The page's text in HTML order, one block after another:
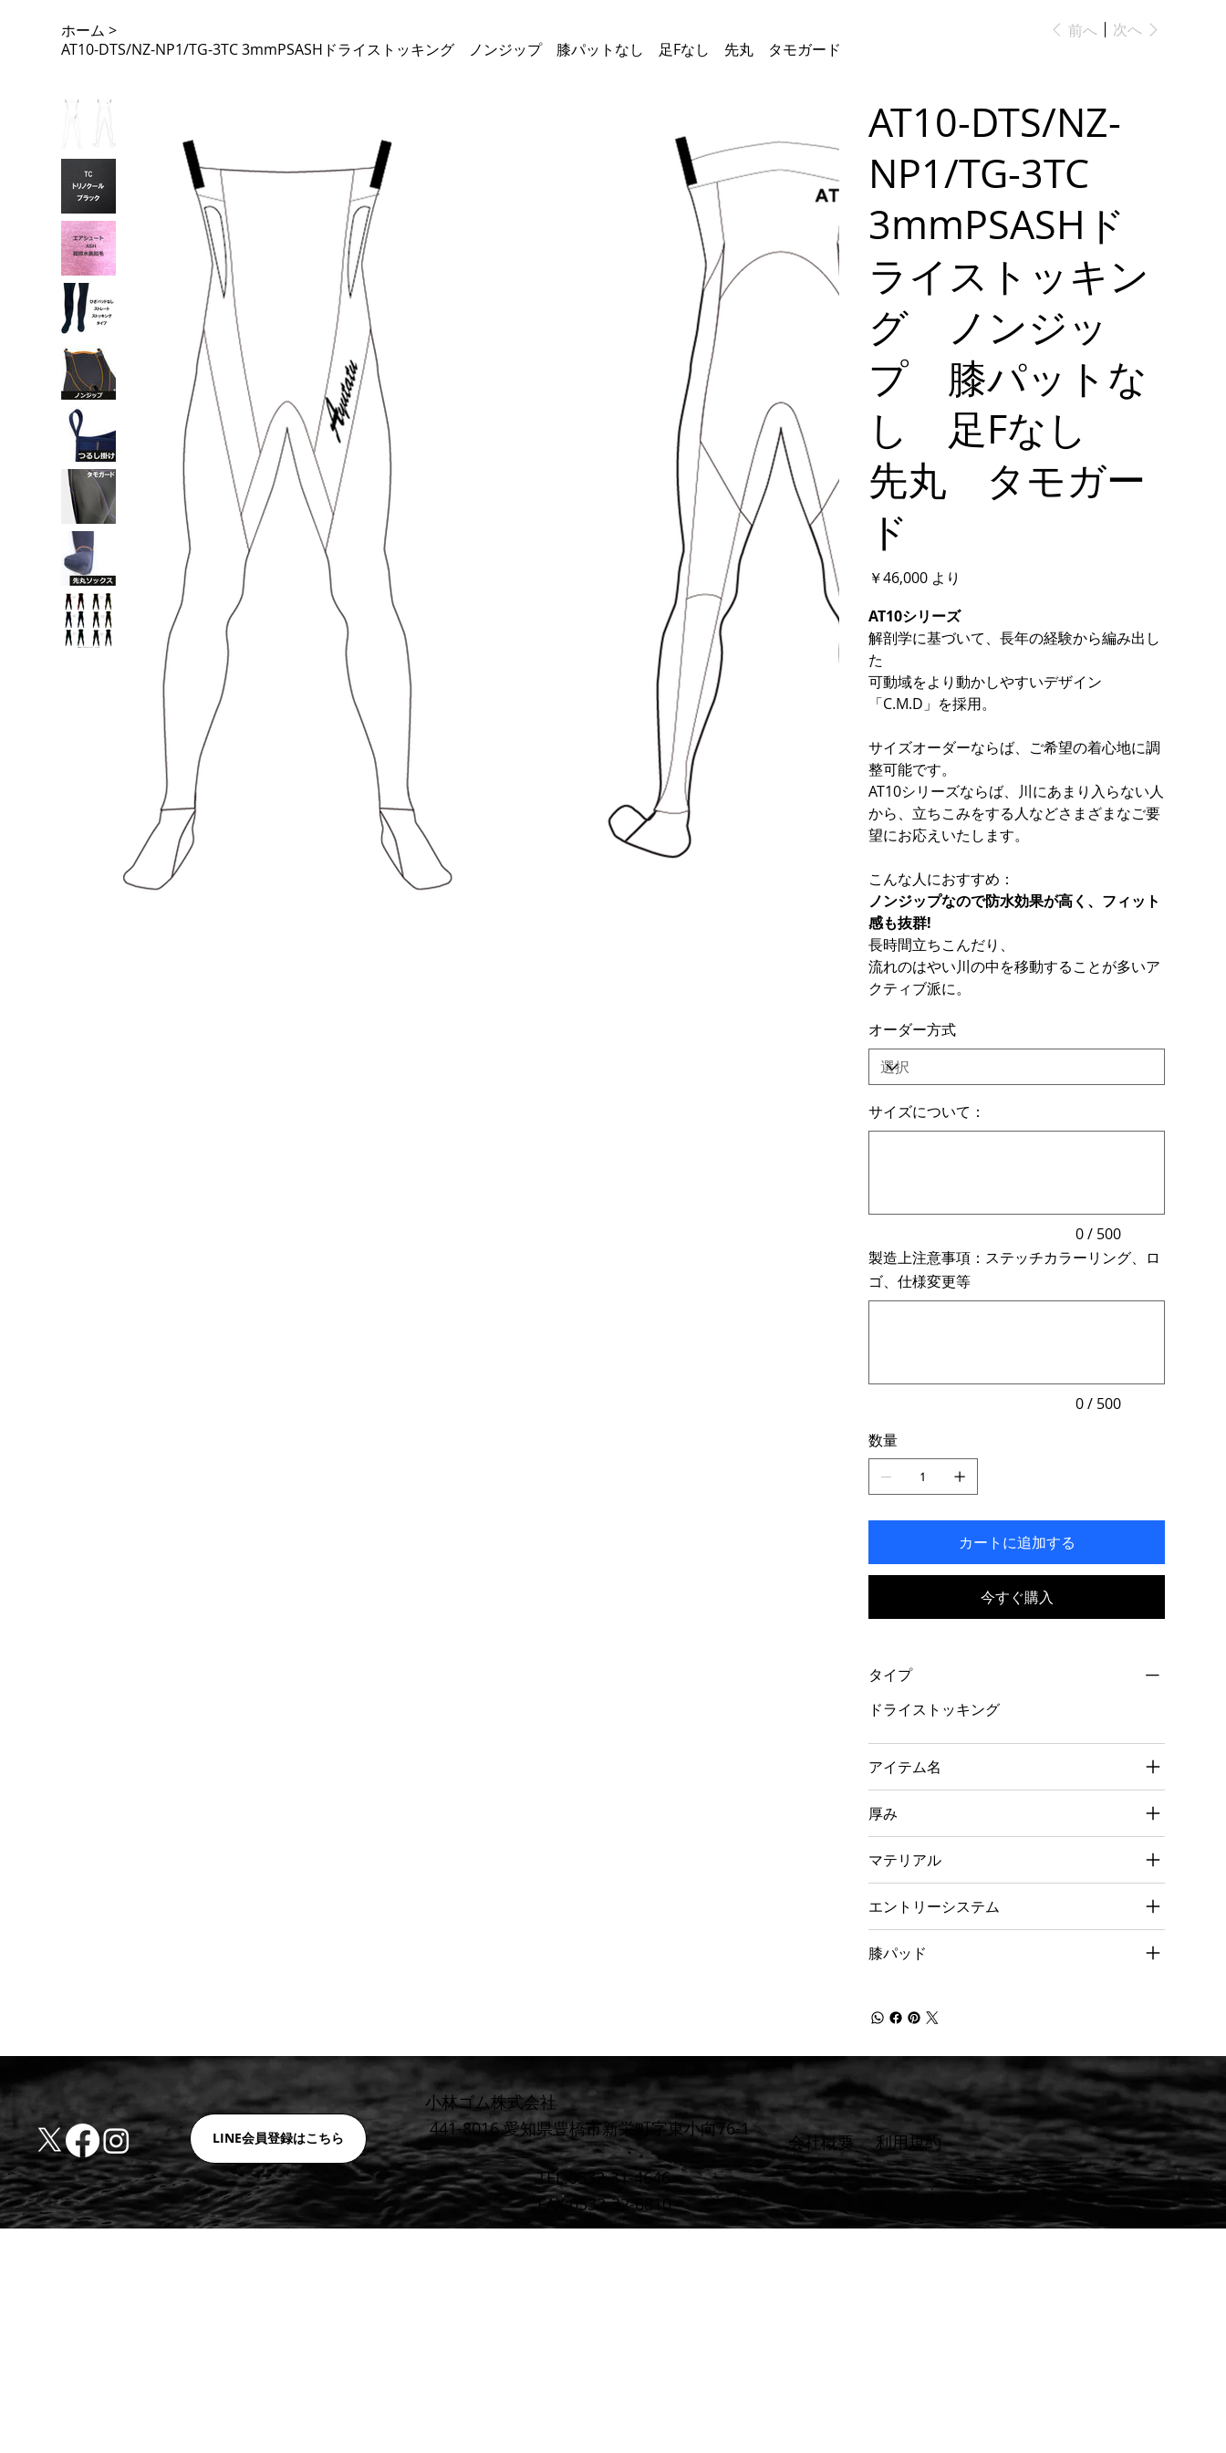
ホーム >
AT10-DTS/NZ-NP1/TG-3TC 3mmPSASHドライストッキング ノンジップ 膝パットなし 足Fなし 先丸 タモガード
前へ 次へ
AT10-DTS/NZ-
NP1/TG-3TC
3mmPSASHド
ライストッキン
グ ノンジッ
プ 膝パットな
し 足Fなし
先丸 タモガー
ド
価
格
￥46,000 より
AT10シリーズ
解剖学に基づいて、長年の経験から編み出し
た
可動域をより動かしやすいデザイン
「C.M.D」を採用。
サイズオーダーならば、ご希望の着心地に調
整可能です。
AT10シリーズならば、川にあまり入らない人
から、立ちこみをする人などさまざまなご要
望にお応えいたします。
こんな人におすすめ：
ノンジップなので防水効果が高く、フィット
感も抜群!
長時間立ちこんだり、
流れのはやい川の中を移動することが多いア
クティブ派に。
オーダー方式
サイズについて：
入
き
ま
す。
0 / 500
製造上注意事項：ステッチカラーリング、ロ
ゴ、仕様変更等
入
ま
す。
0 / 500
数量
カートに追加する
今すぐ購入
タイプ
ドライストッキング
アイテム名
厚み
マテリアル
エントリーシステム
膝パッド
LINE会員登録はこちら
小林ゴム株式会社
441-8016 愛知県豊橋市新栄町字東小向76-1
TEL:0532-31-4646
FAX:0532-32-6810
​会社概要 ​利用規約